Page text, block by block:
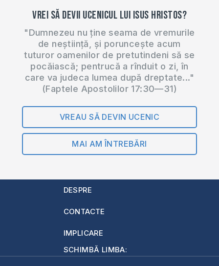
Vrei să devii ucenicul lui Isus Hristos?
"Dumnezeu nu ține seama de vremurile
de neștiință, și poruncește acum
tuturor oamenilor de pretutindeni să se
pocăiască; pentrucă a rînduit o zi, în
care va judeca lumea după dreptate..."
(Faptele Apostolilor 17:30—31)
VREAU SĂ DEVIN UCENIC
MAI AM ÎNTREBĂRI
DESPRE
CONTACTE
IMPLICARE
SCHIMBĂ LIMBA: